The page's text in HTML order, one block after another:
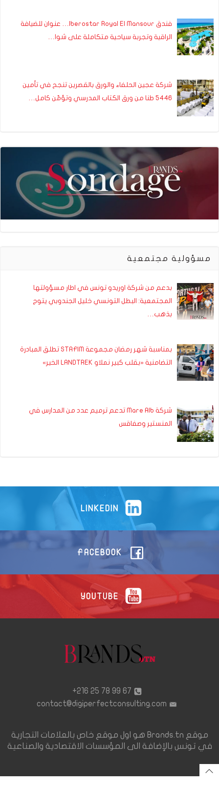
فندق Iberostar Royal El Mansour… عنوان للضيافة
الراقية وتجربة سياحية متكاملة على شوا…
شركة عجين الحلفاء والورق بالقصرين تنجح في تأمين
5446 طنا من ورق الكتاب المدرسي وتؤمّن كامل…
مسؤولية مجتمعية
بدعم من شركة اوريدو تونس في اطار مسؤولتها
المجتمعية: البطل التونسي خليل الجندوبي يتوج
بذهب…
بمناسبة شهر رمضان مجموعة STAFIM تطلق المبادرة
التضامنية «بقلب كبير نملاو LANDTREK الخير»
شركة Mare Alb تدعم ترميم عدد من المدارس في
المنستير وصفاقس
LINKEDIN
FACEBOOK
YOUTUBE
67 99 78 25 216+
contact@digiperfectconsulting.com
موقع Brands.tn هو اول موقع خاص بالعلامات التجارية
في تونس بالإضافة الى المؤسسات الاقتصادية والصناعية